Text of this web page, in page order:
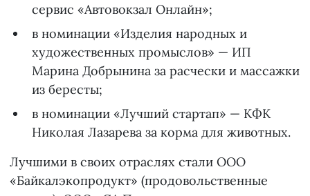
сервис «Автовокзал Онлайн»;
в номинации «Изделия народных и
художественных промыслов» — ИП
Марина Добрынина за расчески и массажки
из бересты;
в номинации «Лучший стартап» — КФК
Николая Лазарева за корма для животных.
Лучшими в своих отраслях стали ООО
«Байкалэкопродукт» (продовольственные